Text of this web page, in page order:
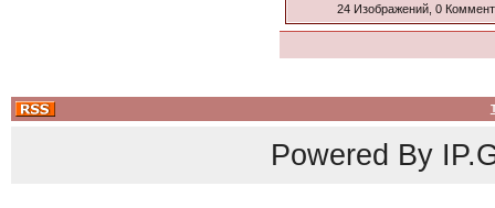
24 Изображений, 0
Powered By